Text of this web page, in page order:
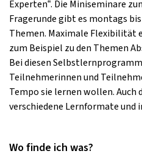
Experten“. Die Miniseminare
Fragerunde gibt es montags
Themen. Maximale Flexibilität
zum Beispiel zu den Themen
Bei diesen
Teilnehmerinnen und
Tempo sie lernen wollen. Auch
verschiedene Lernformate und
Wo finde ich was?